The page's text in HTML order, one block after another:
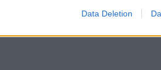
Data Deletion